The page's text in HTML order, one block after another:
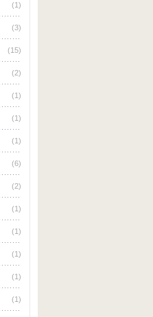
(1)
(3)
(15)
(2)
(1)
(1)
(1)
(6)
(2)
(1)
(1)
(1)
(1)
(1)